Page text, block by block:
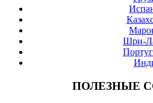
Шри-
ПОЛЕЗНЫЕ